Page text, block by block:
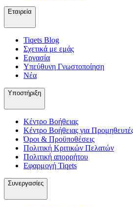
Εταιρεία
Tiqets Βlog
Σχετικά με εμάς
Εργασία
Υπεύθυνη Γνωστοποίηση
Νέα
Υποστήριξη
Κέντρο Βοήθειας
Κέντρο Βοήθειας για
Όροι & Προϋποθέσεις
Πολιτική Κριτικών Πελατών
Πολιτική απορρήτου
Εφαρμογή Tiqets
Συνεργασίες